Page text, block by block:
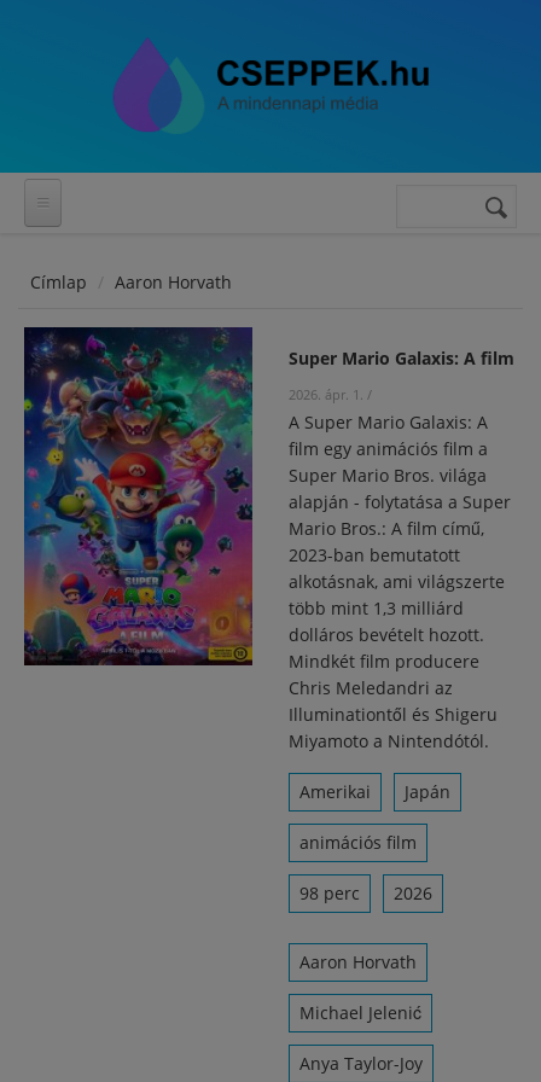
Keresés
Címlap Aaron Horvath
Super Mario Galaxis: A film
2026. ápr. 1. /
A Super Mario Galaxis: A
film egy animációs film a
Super Mario Bros. világa
alapján - folytatása a Super
Mario Bros.: A film című,
2023-ban bemutatott
alkotásnak, ami világszerte
több mint 1,3 milliárd
dolláros bevételt hozott.
Mindkét film producere
Chris Meledandri az
Illuminationtől és Shigeru
Miyamoto a Nintendótól.
Amerikai Japán
animációs film
98 perc 2026
Aaron Horvath
Michael Jelenić
Anya Taylor-Joy